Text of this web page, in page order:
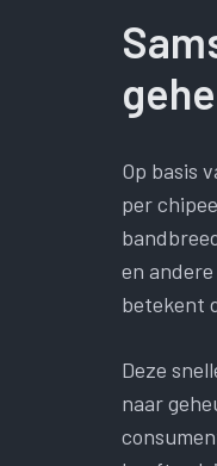
Op basis
per
en
betekent
Deze
naar